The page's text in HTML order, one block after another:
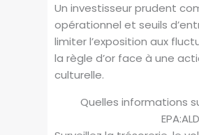
Un investisseur prudent
opérationnel et seuils
limiter l’exposition aux
la règle d’or face à une
culturelle.
Quelles informations